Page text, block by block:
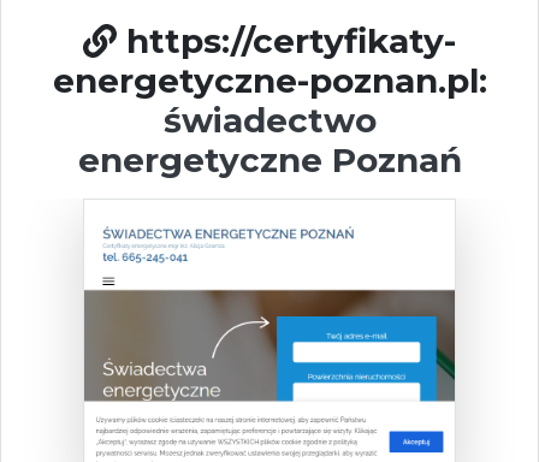
https://certyfikaty-
energetyczne-poznan.pl:
świadectwo
energetyczne Poznań